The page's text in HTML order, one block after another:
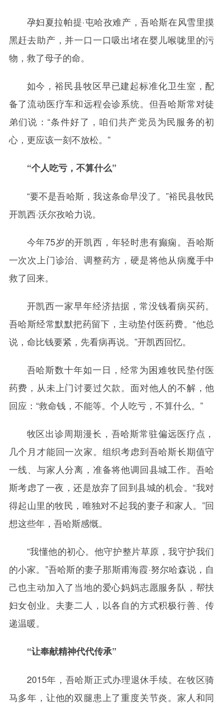
孕妇夏拉帕提·屯哈孜难产，吾哈斯在风雪里摸
黑赶去助产，并一口一口吸出堵在婴儿喉咙里的污
物，救了母子的命。
如今，裕民县牧区早已建起标准化卫生室，配
备了流动医疗车和远程会诊系统。但吾哈斯常对徒
弟们说：“条件好了，咱们共产党员为民服务的初
心，更应该一刻不放松。”
“个人吃亏，不算什么”
“要不是吾哈斯，我这条命早没了。”裕民县牧民
开凯西·沃尔孜哈力说。
今年75岁的开凯西，年轻时患有癫痫。吾哈斯
一次次上门诊治、调整药方，硬是将他从病魔手中
救了回来。
开凯西一家早年经济拮据，常没钱看病买药。
吾哈斯经常默默把药留下，主动垫付医药费。“他总
说，命比钱要紧，先看病再说。”开凯西回忆。
吾哈斯数十年如一日，经常为困难牧民垫付医
药费，从未上门讨要过欠款。面对他人的不解，他
回应：“救命钱，不能等。个人吃亏，不算什么。”
牧区出诊周期漫长，吾哈斯常驻偏远医疗点，
几个月才能回一次家。组织考虑到吾哈斯长期值守
一线、与家人分离，准备将他调回县城工作。吾哈
斯考虑了一夜，还是放弃了回到县城的机会。“我对
得起山里的牧民，唯独对不起我的妻子和家人。”回
想这些年，吾哈斯感慨。
“我懂他的初心。他守护整片草原，我守护我们
的小家。”吾哈斯的妻子那斯甫海霞·努尔哈森说，自
己也主动加入了当地的爱心妈妈志愿服务队，帮扶
妇女创业。夫妻二人，以各自的方式积极行善、传
递温暖。
“让奉献精神代代传承”
2015年，吾哈斯正式办理退休手续。在牧区骑
马多年，让他的双腿患上了重度关节炎。家人和同